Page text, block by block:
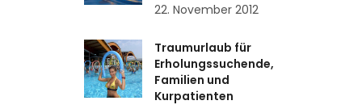
22. November 2012
Traumurlaub für
Erholungssuchende,
Familien und
Kurpatienten